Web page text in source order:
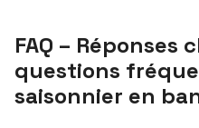
FAQ – Réponses
questions
saisonnier en